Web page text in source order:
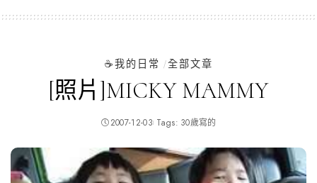
☕️我的日常 全部文章
[照片]MICKY MAMMY
2007-12-03 Tags: 30歲寫的